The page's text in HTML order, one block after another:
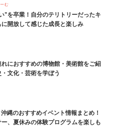
む
”を卒業！自分のテリトリーだったキ
に開放して感じた成長と楽しみ
におすすめの博物館・美術館をご紹
文化・芸術を学ぼう
沖縄のおすすめイベント情報まとめ！
、夏休みの体験プログラムを楽しも